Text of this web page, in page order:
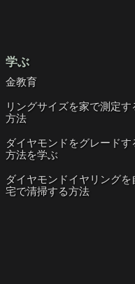
学ぶ
金教育
リングサイズを家で測定す
方法
ダイヤモンドをグレードす
方法を学ぶ
ダイヤモンドイヤリングを
宅で清掃する方法